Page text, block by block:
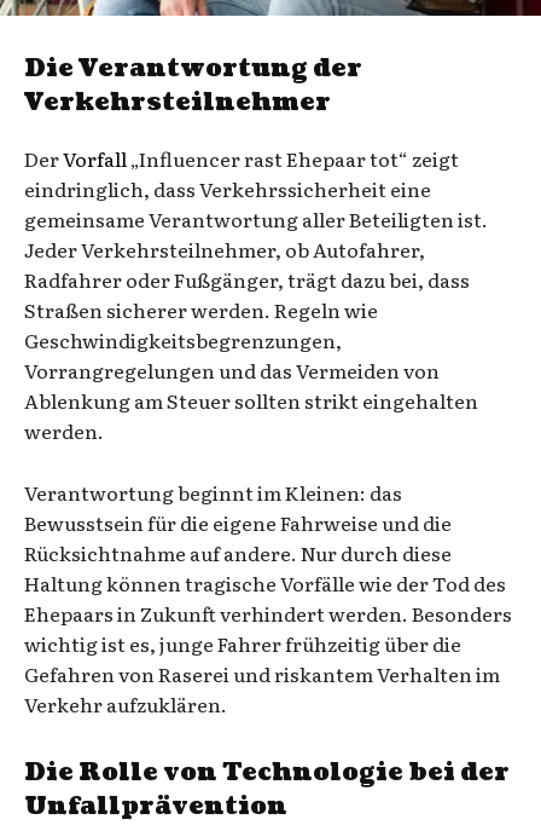
Die Verantwortung der
Verkehrsteilnehmer
DerVorfall„Influencer rast Ehepaar tot“ zeigt
eindringlich, dass Verkehrssicherheit eine
gemeinsame Verantwortung aller Beteiligten ist.
Jeder Verkehrsteilnehmer, ob Autofahrer,
Radfahrer oder Fußgänger, trägt dazu bei, dass
Straßen sicherer werden. Regeln wie
Geschwindigkeitsbegrenzungen,
Vorrangregelungen und das Vermeiden von
Ablenkung am Steuer sollten strikt eingehalten
werden.
Verantwortung beginnt im Kleinen: das
Bewusstsein für die eigene Fahrweise und die
Rücksichtnahme auf andere. Nur durch diese
Haltung können tragische Vorfälle wie der Tod des
Ehepaars in Zukunft verhindert werden. Besonders
wichtig ist es, junge Fahrer frühzeitig über die
Gefahren von Raserei und riskantem Verhalten im
Verkehr aufzuklären.
Die Rolle von Technologie bei der
Unfallprävention